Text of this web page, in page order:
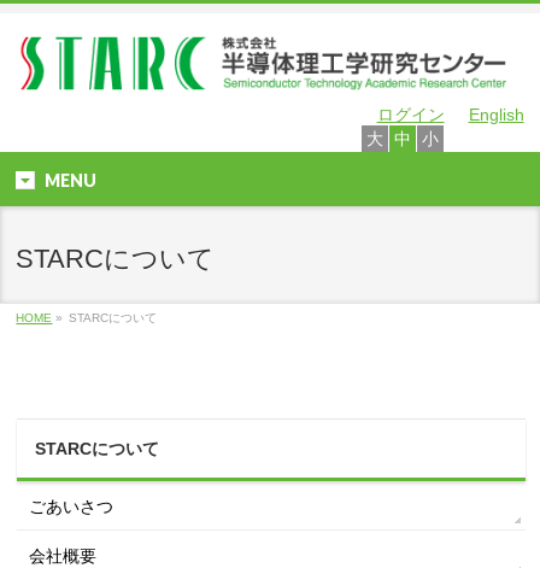
English
ログイン
小
中
大
MENU
STARCについて
HOME » STARCについて
STARCについて
ごあいさつ
会社概要